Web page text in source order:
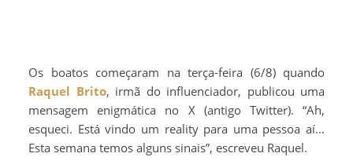
Os boatos começaram na terça-feira (6/8) quando
Raquel Brito, irmã do influenciador, publicou uma
mensagem enigmática no X (antigo Twitter). “Ah,
esqueci. Está vindo um reality para uma pessoa aí…
Esta semana temos alguns sinais”, escreveu Raquel.